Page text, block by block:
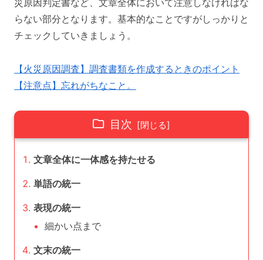
災原因判定書など、文章全体において注意しなければな
らない部分となります。基本的なことですがしっかりと
チェックしていきましょう。
【火災原因調査】調査書類を作成するときのポイント
【注意点】忘れがちなこと。
目次
文章全体に一体感を持たせる
単語の統一
表現の統一
細かい点まで
文末の統一